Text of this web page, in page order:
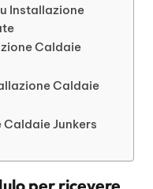
Installazione
Caldaie
Caldaie
Junkers
per ricevere